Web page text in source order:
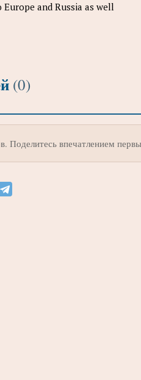
and Russia as well
(0)
Поделитесь впечатлением